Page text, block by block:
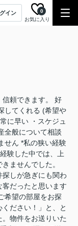
イン
お気に入り
0
頼できます。 好
してくれる (希望や
に早い ・スケジュ
全般について相談
せん *私の狭い経験
験した中では、上
ませんでした。
しが急ぎにも関わ
だったと思います
希望の部屋をお探
ださい！」と、と
物件をお送りいた